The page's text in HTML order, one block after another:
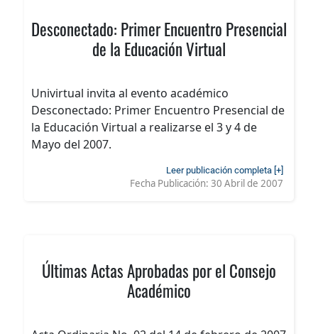
Desconectado: Primer Encuentro Presencial
de la Educación Virtual
Univirtual invita al evento académico
Desconectado: Primer Encuentro Presencial de
la Educación Virtual a realizarse el 3 y 4 de
Mayo del 2007.
Leer publicación completa [+]
Fecha Publicación: 30 Abril de 2007
Últimas Actas Aprobadas por el Consejo
Académico